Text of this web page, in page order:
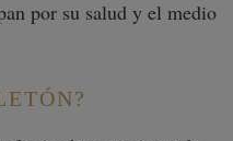
por su salud y el medio